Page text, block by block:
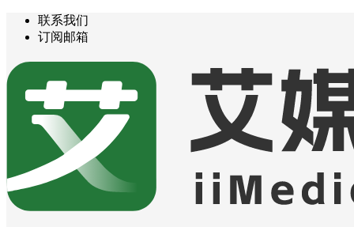
联系我们
订阅邮箱